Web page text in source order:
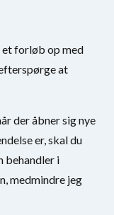
forløb op med
at
der åbner sig nye
er, skal du
behandler i
medmindre jeg